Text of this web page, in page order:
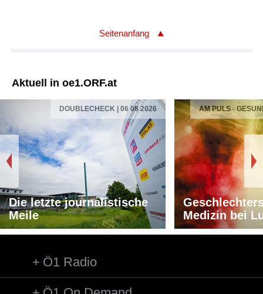
Seitenanfang
Aktuell in oe1.ORF.at
DOUBLECHECK | 06 08 2026
Die letzte journalistische
Meile
AM PULS -
Medizin bei
Ö1 Radio